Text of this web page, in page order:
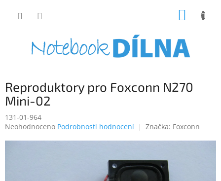
Reproduktory pro Foxconn N270
Mini-02
131-01-964
Průměrné
Neohodnoceno Podrobnosti hodnocení Značka: Foxconn